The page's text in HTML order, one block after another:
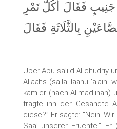
فَقَالَ أَكُلُّ تَمْرِ
بِالثَّلَاثَةِ فَقَالَ
Über Abu-sa’iid Al-chudriy
Allaahs (sallal-laahu
kam er (nach Al-madiinah)
fragte ihn der Gesandte
diese?” Er sagte: “Nein!
Saa’ unserer Früchte!”